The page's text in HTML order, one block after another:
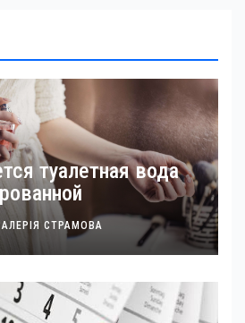
туалетная вода
СТРАМОВА